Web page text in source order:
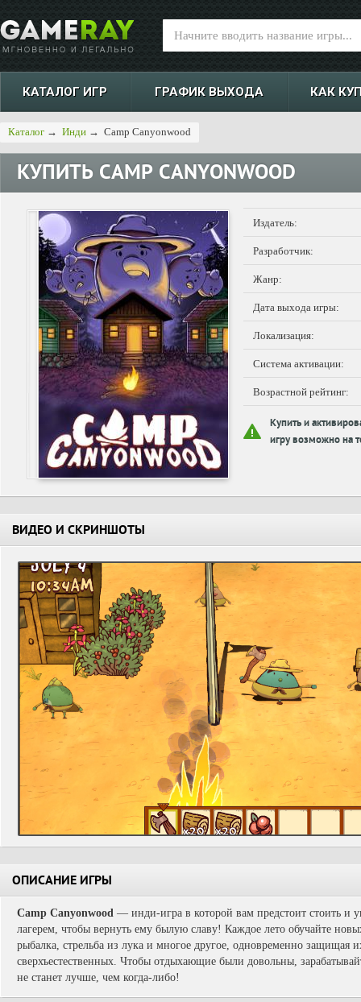
КАТАЛОГ ИГР ГРАФИК ВЫХОДА КАК
Каталог → Инди → Camp Canyonwood
КУПИТЬ CAMP CANYONWOOD
Издатель:
Разработчик:
Жанр:
Дата выхода игры:
Локализация:
Система активации:
Возрастной рейтинг:
Купить и
игру возможно на
ВИДЕО И СКРИНШОТЫ
ОПИСАНИЕ ИГРЫ
Camp Canyonwood — инди-игра в которой вам предстоит стоить и
лагерем, чтобы вернуть ему былую славу! Каждое лето обучайте
рыбалка, стрельба из лука и многое другое, одновременно защищая
сверхъестественных. Чтобы отдыхающие были довольны,
не станет лучше, чем когда-либо!